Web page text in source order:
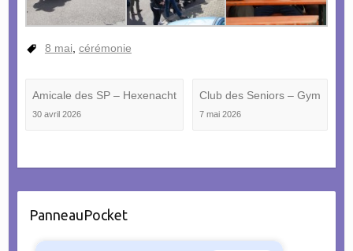
8 mai cérémonie
Amicale des SP – Hexenacht
30 avril 2026
Club des Seniors – Gym
7 mai 2026
PanneauPocket